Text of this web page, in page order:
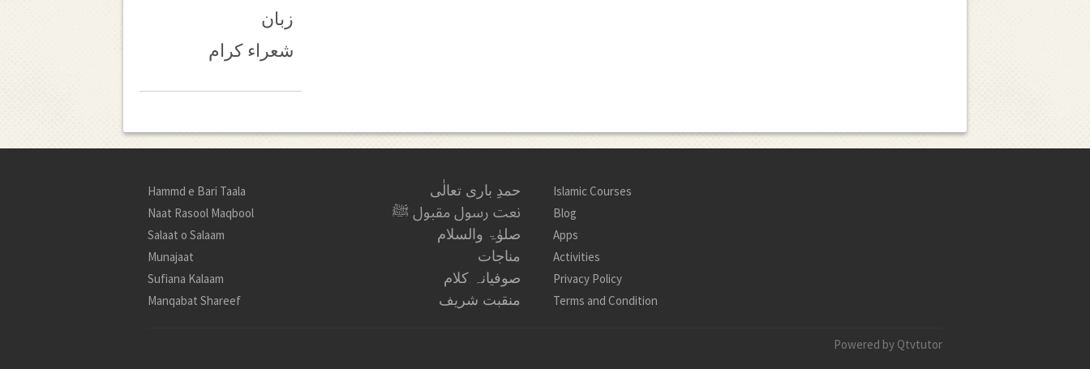
زبان
شعراء کرام
Hammd e Bari Taala
Naat Rasool Maqbool
Salaat o Salaam
Munajaat
Sufiana Kalaam
Manqabat Shareef
حمدِ باری تعالٰی
نعت رسول مقبول ﷺ
صلوٰۃ والسلام
مناجات
صوفیانہ کلام
منقبت شریف
Islamic Courses
Blog
Apps
Activities
Privacy Policy
Terms and Condition
Powered by Qtvtutor